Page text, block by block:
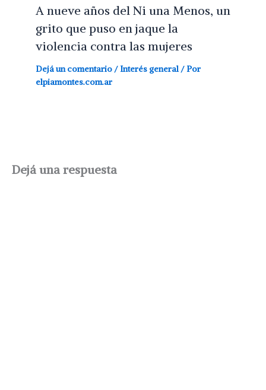
A nueve años del Ni una Menos, un
grito que puso en jaque la
violencia contra las mujeres
Dejá un comentario / Interés general/ Por
elpiamontes.com.ar
Dejá una respuesta